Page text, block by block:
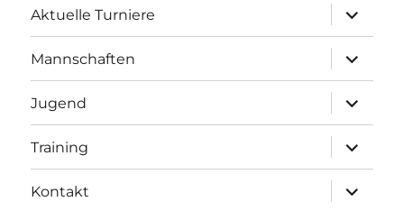
Aktuelle Turniere
öffnen
Mannschaften
öffnen
Jugend
öffnen
Training
öffnen
Kontakt
öffnen